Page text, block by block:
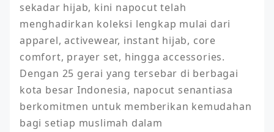
sekadar hijab, kini napocut telah
menghadirkan koleksi lengkap mulai dari
apparel, activewear, instant hijab, core
comfort, prayer set, hingga accessories.
Dengan 25 gerai yang tersebar di berbagai
kota besar Indonesia, napocut senantiasa
berkomitmen untuk memberikan kemudahan
bagi setiap muslimah dalam